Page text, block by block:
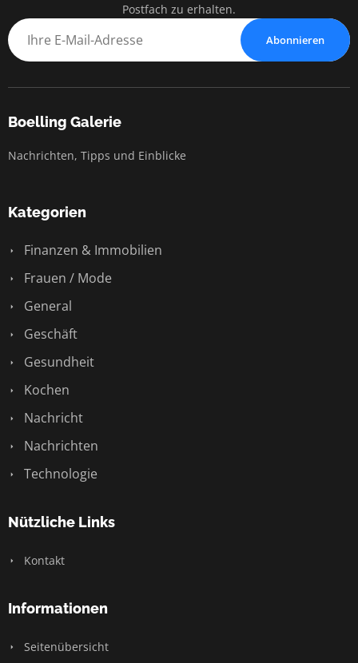
Postfach zu erhalten.
Abonnieren
Boelling Galerie
Nachrichten, Tipps und Einblicke
Kategorien
Finanzen & Immobilien
Frauen / Mode
General
Geschäft
Gesundheit
Kochen
Nachricht
Nachrichten
Technologie
Nützliche Links
Kontakt
Informationen
Seitenübersicht